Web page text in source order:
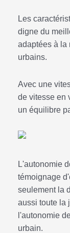
Les
digne du
adaptées à la
urbains.
Avec une
de vitesse en
un équilibre
L'autonomie
témoignage
seulement la
aussi toute la
l'autonomie
urbain.